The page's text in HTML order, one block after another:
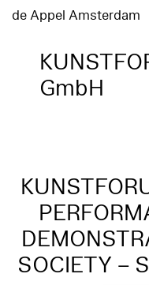
de Appel Amsterdam
GmbH
SOCIETY –